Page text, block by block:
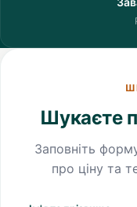
Шукаєте
Заповніть
про ціну та